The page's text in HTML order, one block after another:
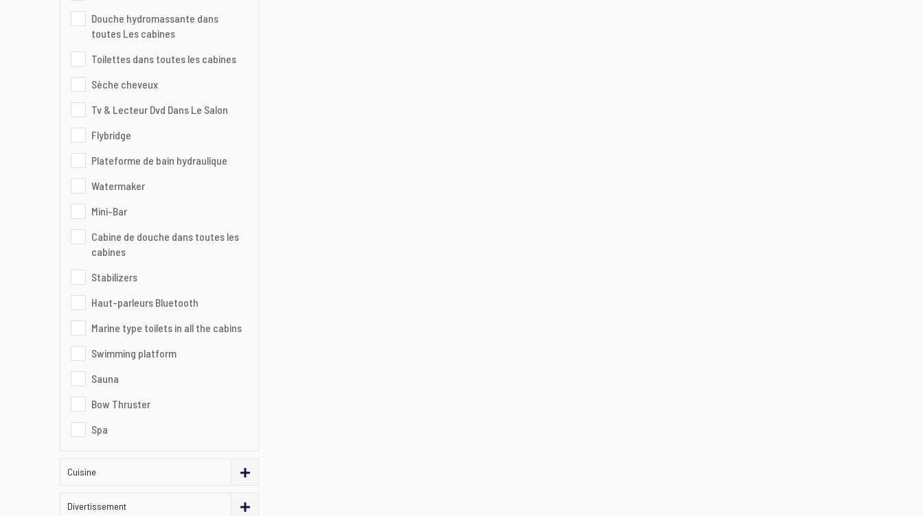
Douche hydromassante dans
toutes Les cabines
Toilettes dans toutes les cabines
Sèche cheveux
Tv & Lecteur Dvd Dans Le Salon
Flybridge
Plateforme de bain hydraulique
Watermaker
Mini-Bar
Cabine de douche dans toutes les
cabines
Stabilizers
Haut-parleurs Bluetooth
Marine type toilets in all the cabins
Swimming platform
Sauna
Bow Thruster
Spa
Cuisine
Divertissement